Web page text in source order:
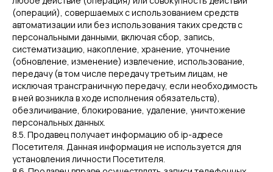
(операций), совершаемых с использованием средств
автоматизации или без использования таких средств с
персональными данными, включая сбор, запись,
систематизацию, накопление, хранение, уточнение
(обновление, изменение) извлечение, использование,
передачу (в том числе передачу третьим лицам, не
исключая трансграничную передачу, если необходимость
в ней возникла в ходе исполнения обязательств),
обезличивание, блокирование, удаление, уничтожение
персональных данных.
8.5. Продавец получает информацию об ip-адресе
Посетителя. Данная информация не используется для
установления личности Посетителя.